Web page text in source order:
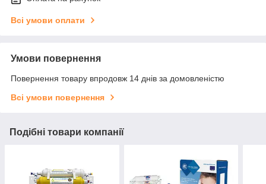
Всі умови оплати
Умови повернення
Повернення товару впродовж 14 днів за домовленістю
Всі умови повернення
Подібні товари компанії